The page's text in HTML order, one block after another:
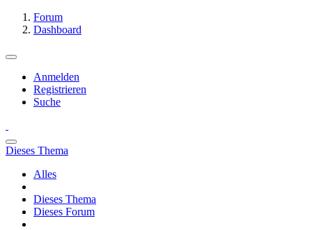
Forum
Dashboard
Anmelden
Registrieren
Suche
Dieses Thema
Alles
Dieses Thema
Dieses Forum